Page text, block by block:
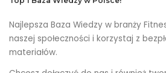
Najlepsza Baza Wiedzy w branży
naszej społeczności i korzystaj z
materiałów.